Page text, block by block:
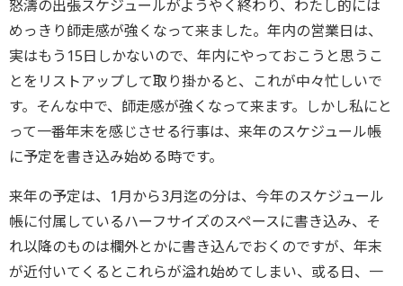
怒濤の出張スケジュールがようやく終わり、わたし的には
めっきり師走感が強くなって来ました。年内の営業日は、
実はもう15日しかないので、年内にやっておこうと思うこ
とをリストアップして取り掛かると、これが中々忙しいで
す。そんな中で、師走感が強くなって来ます。しかし私にと
って一番年末を感じさせる行事は、来年のスケジュール帳
に予定を書き込み始める時です。
来年の予定は、1月から3月迄の分は、今年のスケジュール
帳に付属しているハーフサイズのスペースに書き込み、そ
れ以降のものは欄外とかに書き込んでおくのですが、年末
が近付いてくるとこれらが溢れ始めてしまい、或る日、一